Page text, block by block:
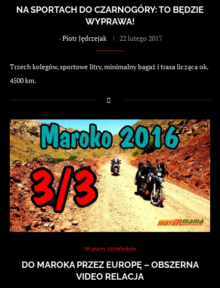
NA SPORTACH DO CZARNOGÓRY: TO BĘDZIE
WYPRAWA!
-Piotr Jędrzejak 22 lutego 2017
Trzech kolegów, sportowe litry, minimalny bagaż i trasa licząca ok.
4500 km.
Wyprawy czytelników
DO MAROKA PRZEZ EUROPĘ – OBSZERNA
VIDEO RELACJA